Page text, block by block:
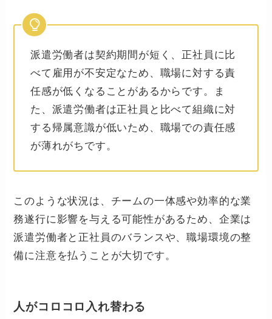
派遣労働者は契約期間が短く、正社員に比
べて雇用が不安定なため、職場に対する責
任感が低くなることがあるからです。ま
た、派遣労働者は正社員と比べて組織に対
する帰属意識が低いため、職場での責任感
が薄れがちです。
このような状況は、チームの一体感や効率的な業
務遂行に影響を与える可能性があるため、企業は
派遣労働者と正社員のバランスや、職場環境の整
備に注意を払うことが大切です。
人がコロコロ入れ替わる